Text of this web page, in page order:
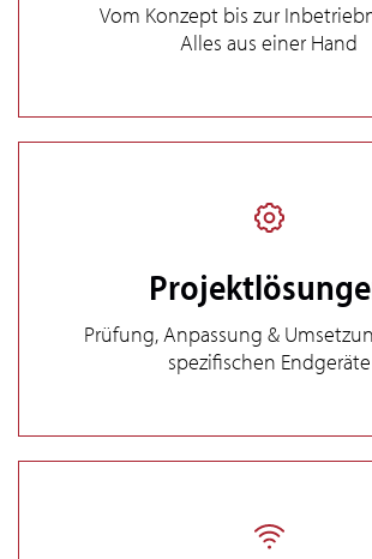
Vom Konzept bis zur
Alles aus einer Hand
Prüfung, Anpassung &
spezifischen Endgeräte